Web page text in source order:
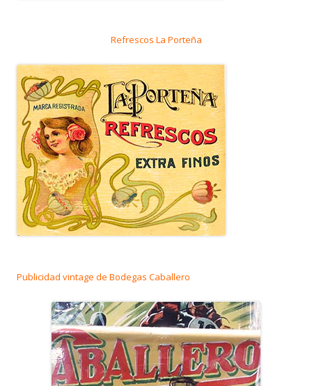
Refrescos La Porteña
Publicidad vintage de Bodegas Caballero